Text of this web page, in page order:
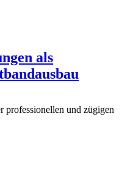
als
professionellen und zügigen